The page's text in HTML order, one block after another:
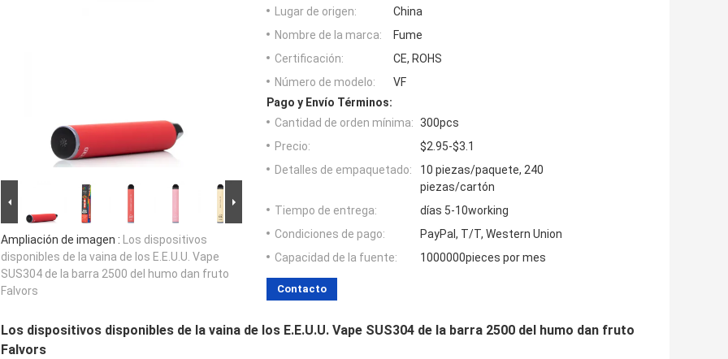
Ampliación de imagen : Los dispositivos
disponibles de la vaina de los E.E.U.U. Vape
SUS304 de la barra 2500 del humo dan fruto
Falvors
Lugar de origen:
China
Nombre de la marca:
Fume
Certificación:
CE, ROHS
Número de modelo:
VF
Pago y Envío Términos:
Cantidad de orden mínima: 300pcs
Precio:
$2.95-$3.1
Detalles de empaquetado:
10 piezas/paquete, 240
piezas/cartón
Tiempo de entrega:
días 5-10working
Condiciones de pago:
PayPal, T/T, Western Union
Capacidad de la fuente:
1000000pieces por mes
Contacto
Los dispositivos disponibles de la vaina de los E.E.U.U. Vape SUS304 de la barra 2500 del humo dan fruto
Falvors